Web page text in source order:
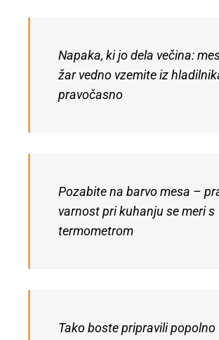
Napaka, ki jo dela večina:
žar vedno vzemite iz
pravočasno
Pozabite na barvo mesa –
varnost pri kuhanju se meri s
termometrom
Tako boste pripravili popolno